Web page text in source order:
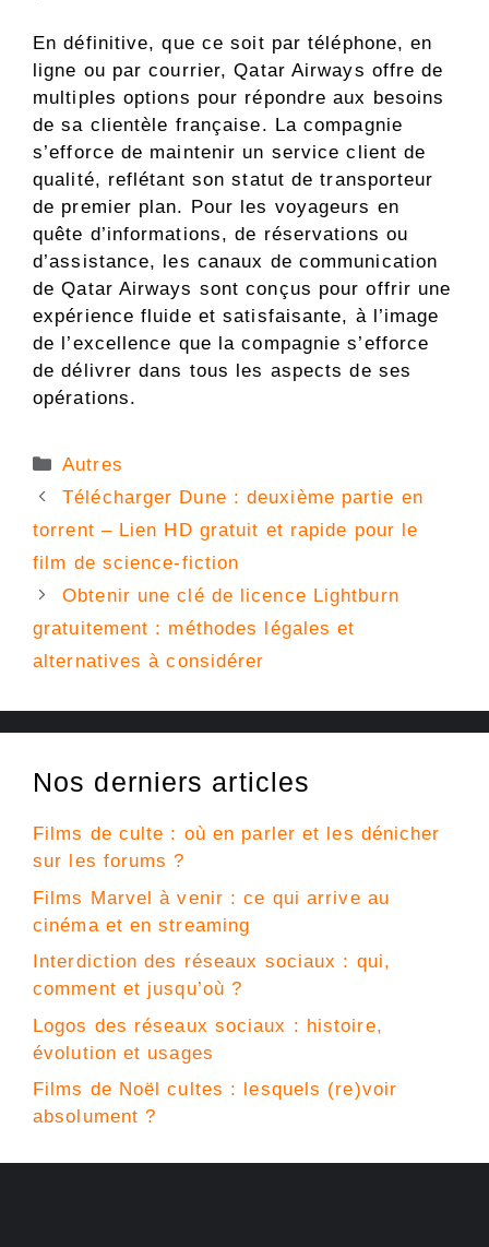
En définitive, que ce soit par téléphone, en
ligne ou par courrier, Qatar Airways offre de
multiples options pour répondre aux besoins
de sa clientèle française. La compagnie
s’efforce de maintenir un service client de
qualité, reflétant son statut de transporteur
de premier plan. Pour les voyageurs en
quête d’informations, de réservations ou
d’assistance, les canaux de communication
de Qatar Airways sont conçus pour offrir une
expérience fluide et satisfaisante, à l’image
de l’excellence que la compagnie s’efforce
de délivrer dans tous les aspects de ses
opérations.
Catégories
Autres
Télécharger Dune : deuxième partie en
torrent – Lien HD gratuit et rapide pour le
film de science-fiction
Obtenir une clé de licence Lightburn
gratuitement : méthodes légales et
alternatives à considérer
Nos derniers articles
Films de culte : où en parler et les dénicher
sur les forums ?
Films Marvel à venir : ce qui arrive au
cinéma et en streaming
Interdiction des réseaux sociaux : qui,
comment et jusqu’où ?
Logos des réseaux sociaux : histoire,
évolution et usages
Films de Noël cultes : lesquels (re)voir
absolument ?